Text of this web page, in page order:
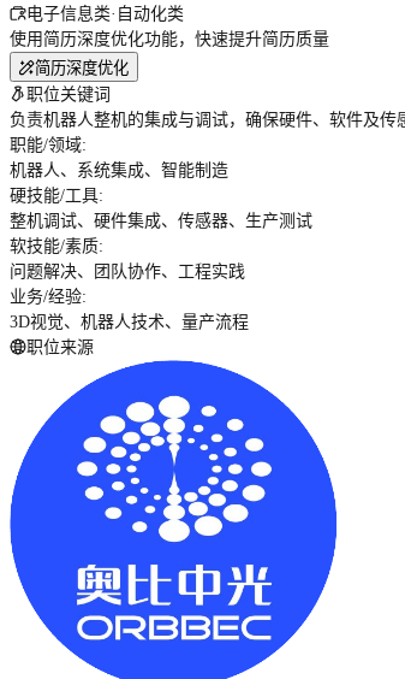
电子信息类·自动化类
使用简历深度优化功能，快速提升简历质量
简历深度优化
职位关键词
负责机器人整机的集成与调试，确保硬件、软件及
职能/领域:
机器人、系统集成、智能制造
硬技能/工具:
整机调试、硬件集成、传感器、生产测试
软技能/素质:
问题解决、团队协作、工程实践
业务/经验:
3D视觉、机器人技术、量产流程
职位来源